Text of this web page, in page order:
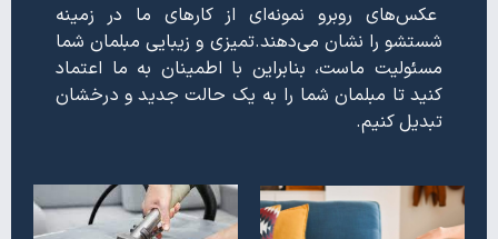
عکس‌های روبرو نمونه‌ای از کارهای ما در زمینه
شستشو را نشان می‌دهند.تمیزی و زیبایی مبلمان شما
مسئولیت ماست، بنابراین با اطمینان به ما اعتماد
کنید تا مبلمان شما را به یک حالت جدید و درخشان
تبدیل کنیم.